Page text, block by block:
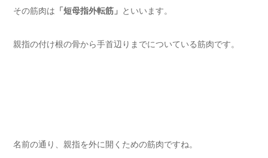
その筋肉は 「短母指外転筋」 といいます。
親指の付け根の骨から手首辺りまでについている筋肉です。
名前の通り、親指を外に開くための筋肉ですね。